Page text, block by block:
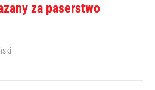
za paserstwo